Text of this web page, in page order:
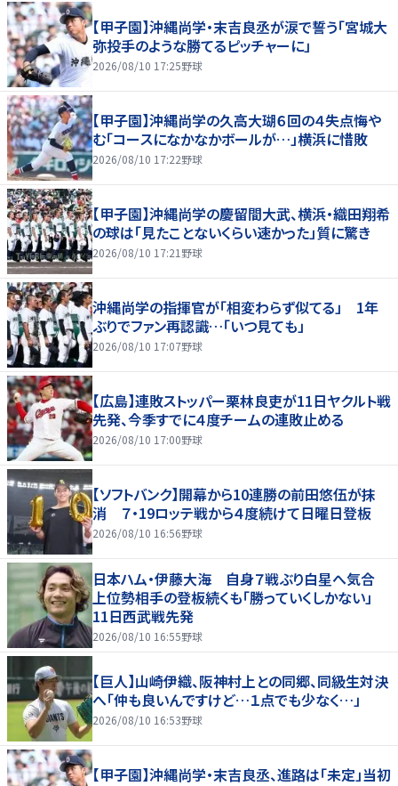
【甲子園】沖縄尚学・末吉良丞が涙で誓う「宮城大
弥投手のような勝てるピッチャーに」
2026/08/10 17:25野球
【甲子園】沖縄尚学の久高大瑚６回の４失点悔や
む「コースになかなかボールが…」横浜に惜敗
2026/08/10 17:22野球
【甲子園】沖縄尚学の慶留間大武、横浜・織田翔希
の球は「見たことないくらい速かった」質に驚き
2026/08/10 17:21 野球
沖縄尚学の指揮官が「相変わらず似てる」 1年
ぶりでファン再認識…「いつ見ても」
2026/08/10 17:07野球
【広島】連敗ストッパー栗林良吏が11日ヤクルト戦
先発、今季すでに４度チームの連敗止める
2026/08/10 17:00野球
【ソフトバンク】開幕から10連勝の前田悠伍が抹
消 ７・19ロッテ戦から４度続けて日曜日登板
2026/08/10 16:56野球
日本ハム・伊藤大海 自身７戦ぶり白星へ気合
上位勢相手の登板続くも「勝っていくしかない」
11日西武戦先発
2026/08/10 16:55野球
【巨人】山崎伊織、阪神村上との同郷、同級生対決
へ「仲も良いんですけど…１点でも少なく…」
2026/08/10 16:53野球
【甲子園】沖縄尚学・末吉良丞、進路は「未定」当初